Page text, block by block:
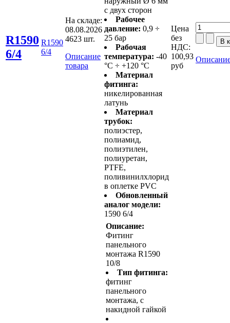
R1590
6/4
R1590
6/4
На складе:
08.08.2026
4623 шт.
Описание
товара
с двух сторон
Рабочее
давление: 0,9 ÷
25 бар
Рабочая
температура: -40
°С ÷ +120 °С
Материал
фитинга:
никелированная
латунь
Материал
трубок:
полиэстер,
полиамид,
полиэтилен,
полиуретан,
PTFE,
поливинилхлорид
в оплетке PVC
Обновленный
аналог модели:
1590 6/4
Цена
без
НДС:
100,93
руб
Описание:
Фитинг
панельного
монтажа R1590
10/8
Тип фитинга:
фитинг
панельного
монтажа, с
накидной гайкой